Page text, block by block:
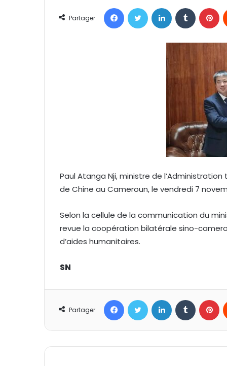
o
r
r
e
Partager
Paul Atanga Nji, ministre de
de Chine au Cameroun, le vendredi 7
Selon la cellule de la communication du
revue la coopération bilatérale sino-
d’aides humanitaires.
SN
Partager